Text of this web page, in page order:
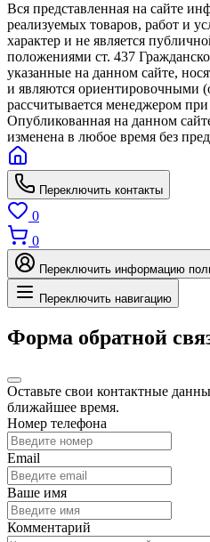
Вся представленная на сайте
реализуемых товаров, работ и
характер и не является
положениями ст. 437
указанные на данном сайте,
и являются ориентировочными
рассчитывается менеджером
Опубликованная на данном
изменена в любое время без
Переключить контакты
0
0
Переключить информацию
Переключить навигацию
Форма обратной
Оставьте свои контактные
ближайшее время.
Номер телефона
Email
Ваше имя
Комментарий